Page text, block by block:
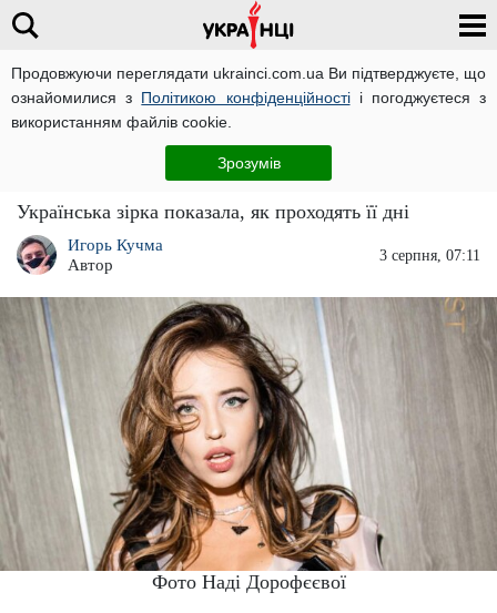
Продовжуючи переглядати ukrainci.com.ua Ви підтверджуєте, що
ознайомилися з Політикою конфіденційностіі погоджуєтеся з
використанням файлів cookie.
Зрозумів
"Дочекалися": Надя Дорофєєва показала, як
купує речі в секонд-хенді
Українська зірка показала, як проходять її дні
Игорь Кучма
Автор
3 серпня, 07:11
Фото Наді Дорофєєвої